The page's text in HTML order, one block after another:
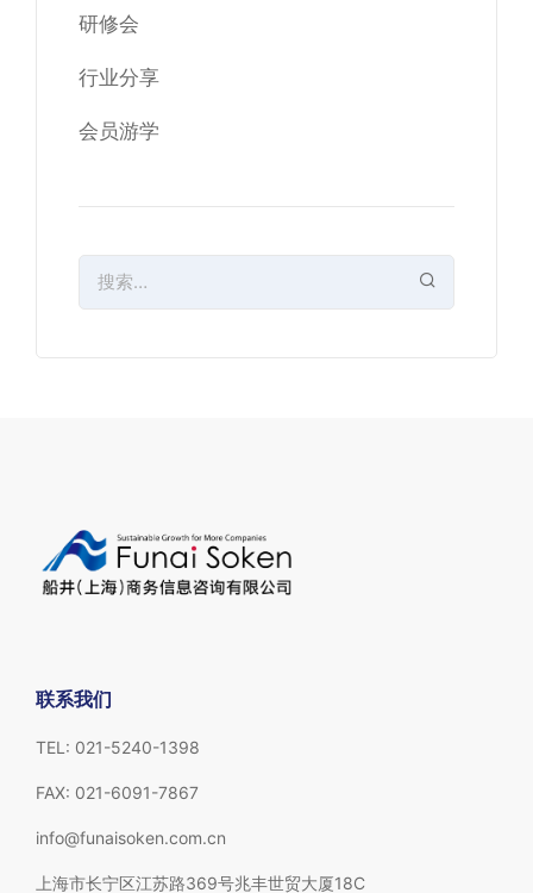
研修会
行业分享
会员游学
联系我们
TEL: 021-5240-1398
FAX: 021-6091-7867
info@funaisoken.com.cn
上海市长宁区江苏路369号兆丰世贸大厦18C